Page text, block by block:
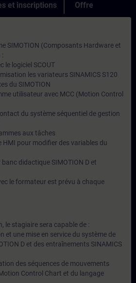
et inscriptions Offre
SIMOTION (Composants Hardware et
le logiciel SCOUT
les variateurs SINAMICS S120
du SIMOTION
utilisateur avec MCC (Motion Control
du système séquentiel de gestion
aux tâches
pour modifier des variables du
didactique SIMOTION D et
le formateur est prévu à chaque
le stagiaire sera capable de :
et une mise en service du système de
D et des entraînements SINAMICS
des séquences de mouvements
Control Chart et du langage